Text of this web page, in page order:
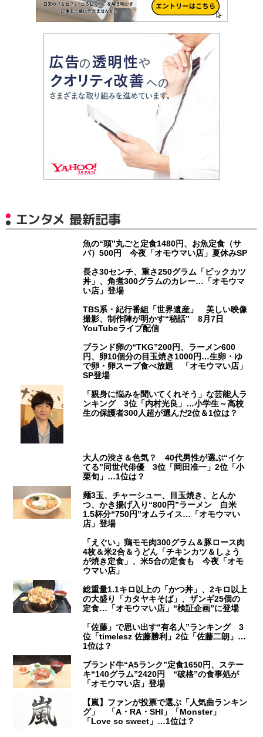
エンタメ 最新記事
魚の“頭”丸ごと定食1480円、お魚定食（サ
バ）500円 今夜「オモウマい店」夏休みSP
長さ30センチ、重さ250グラム「ビックカツ
丼」、角煮300グラムのカレー…「オモウマ
い店」登場
TBS系・紀行番組「世界遺産」 美しい映像
撮影、制作陣が明かす“秘話” 8月7日
YouTubeライブ配信
ブランド卵の“TKG”200円、ラーメン600
円、卵10個分の目玉焼き1000円…生卵・ゆ
で卵・卵スープ食べ放題 「オモウマい店」
SP登場
「親身に悩みを聞いてくれそう」な芸能人ラ
ンキング 3位「内村光良」…小学生～高校
生の保護者300人超が選んだ2位＆1位は？
大人の渋さ＆色気？ 40代男性が選ぶ“イケ
てる”同世代俳優 3位「岡田准一」2位「小
栗旬」…1位は？
麺3玉、チャーシュー、目玉焼き、とんか
つ、かき揚げ入り“800円”ラーメン 白米
1.5杯分“750円”オムライス…「オモウマい
店」登場
「えぐい」鶏モモ肉300グラム＆豚ロース肉
4枚＆米2合＆うどん「チキンカツ＆しょう
が焼き定食」、米5合の定食も 今夜「オモ
ウマい店」
総重量1.1キロ以上の「かつ丼」、2キロ以上
の大盛り「カタヤキそば」、ザンギ25個の
定食…「オモウマい店」“検証企画”に登場
「佐藤」で思い出す“有名人”ランキング 3
位「timelesz 佐藤勝利」2位「佐藤二朗」…
1位は？
ブランド牛“A5ランク”定食1650円、ステー
キ“140グラム”2420円 “破格”の食事処が
「オモウマい店」登場
【嵐】ファンが投票で選ぶ「人気曲ランキン
グ」 「A・RA・SHI」「Monster」
「Love so sweet」…1位は？